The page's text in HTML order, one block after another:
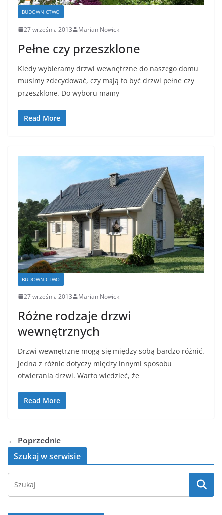
BUDOWNICTWO
27 września 2013 Marian Nowicki
Pełne czy przeszklone
Kiedy wybieramy drzwi wewnętrzne do naszego domu
musimy zdecydować, czy mają to być drzwi pełne czy
przeszklone. Do wyboru mamy
Read More
BUDOWNICTWO
27 września 2013 Marian Nowicki
Różne rodzaje drzwi
wewnętrznych
Drzwi wewnętrzne mogą się między sobą bardzo różnić.
Jedna z różnic dotyczy między innymi sposobu
otwierania drzwi. Warto wiedzieć, że
Read More
← Poprzednie
Szukaj w serwisie